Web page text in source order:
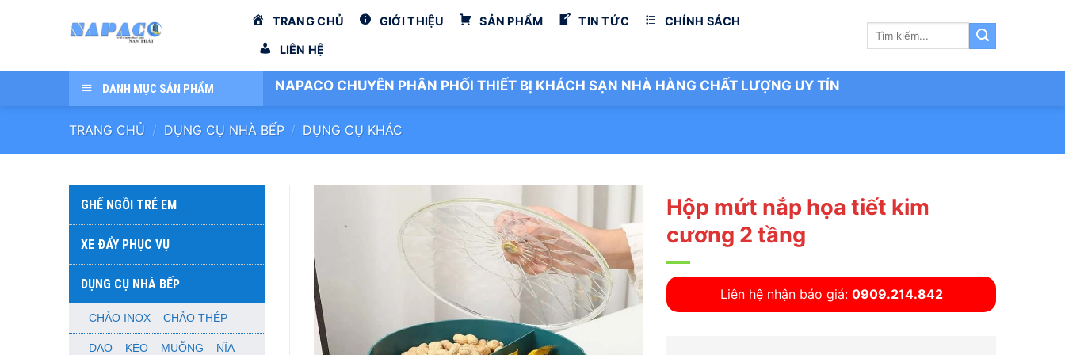
dung
TRANG CHỦ GIỚI THIỆU SẢN PHẨM TIN TỨC CHÍNH SÁCH
LIÊN HỆ
Tìm
DANH MỤC SẢN PHẨM NAPACO CHUYÊN PHÂN PHỐI THIẾT BỊ KHÁCH SẠN NHÀ HÀNG CHẤT LƯỢNG UY TÍN
TRANG CHỦ / DỤNG CỤ NHÀ BẾP / DỤNG CỤ KHÁC
GHẾ NGỒI TRẺ EM
XE ĐẨY PHỤC VỤ
DỤNG CỤ NHÀ BẾP
CHẢO INOX – CHẢO THÉP
DAO – KÉO – MUỖNG – NĨA –
Hộp mứt nắp họa tiết kim
cương 2 tầng
Liên hệ nhận báo giá: 0909.214.842